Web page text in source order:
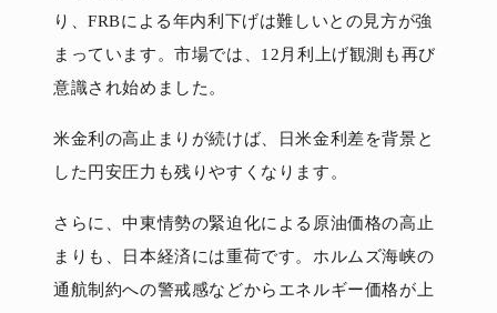
り、FRBによる年内利下げは難しいとの見方が強
まっています。市場では、12月利上げ観測も再び
意識され始めました。
米金利の高止まりが続けば、日米金利差を背景と
した円安圧力も残りやすくなります。
さらに、中東情勢の緊迫化による原油価格の高止
まりも、日本経済には重荷です。ホルムズ海峡の
通航制約への警戒感などからエネルギー価格が上